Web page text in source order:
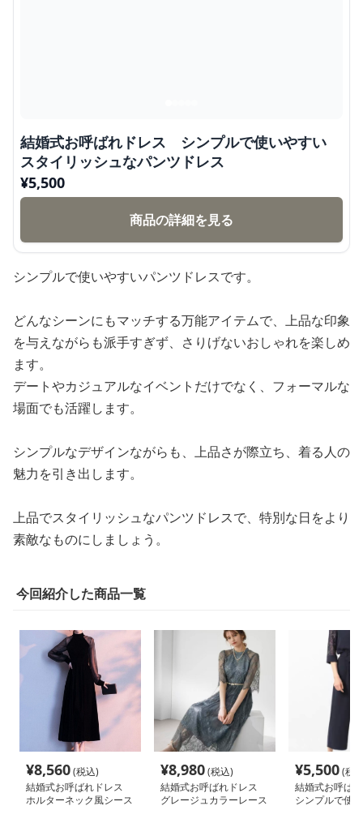
結婚式お呼ばれドレス シンプルで使いやすい
スタイリッシュなパンツドレス
¥5,500
商品の詳細を見る
シンプルで使いやすいパンツドレスです。
どんなシーンにもマッチする万能アイテムで、上品な印象
を与えながらも派手すぎず、さりげないおしゃれを楽しめ
ます。
デートやカジュアルなイベントだけでなく、フォーマルな
場面でも活躍します。
シンプルなデザインながらも、上品さが際立ち、着る人の
魅力を引き出します。
上品でスタイリッシュなパンツドレスで、特別な日をより
素敵なものにしましょう。
今回紹介した商品一覧
¥8,560(税込)
結婚式お呼ばれドレス
ホルターネック風シース
¥8,980(税込)
結婚式お呼ばれドレス
グレージュカラーレース
¥5,500(税
結婚式お呼ば
シンプルで使